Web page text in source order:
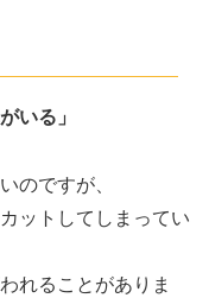
いる」
のですが、
ットしてしまってい
れることがありま